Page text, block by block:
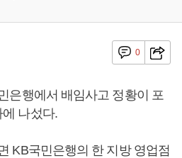
0
은행에서 배임사고 정황이 포
나섰다.
KB국민은행의 한 지방 영업점